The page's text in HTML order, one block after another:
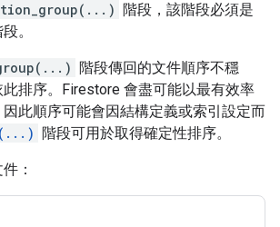
階段，該階段必須是
。
階段傳回的文件順序不穩
排序。Firestore 會盡可能以最有效率
此順序可能會因結構定義或索引設定而
階段可用於取得確定性排序。
：